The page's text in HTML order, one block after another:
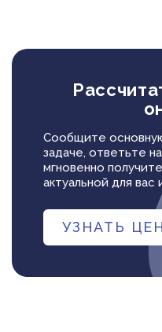
Сообщите
задаче, ответьте
мгновенно
актуальной для
УЗНАТЬ